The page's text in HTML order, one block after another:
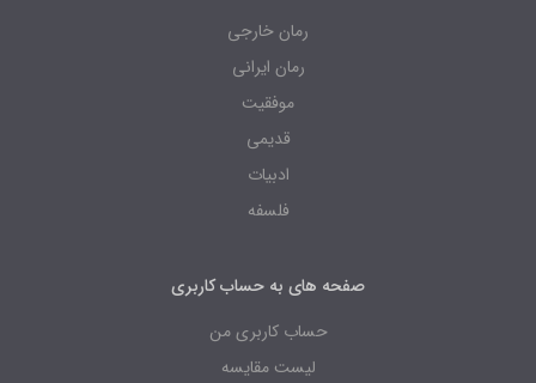
رمان خارجی
رمان ایرانی
صفحه های به حساب کاربری
حساب کاربری من
لیست مقایسه